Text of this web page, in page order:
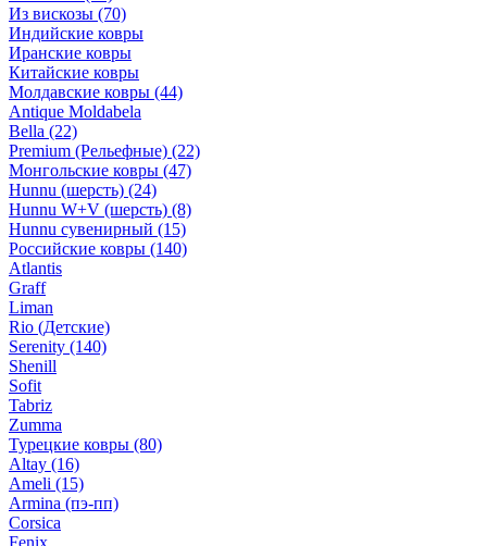
Из вискозы (70)
Индийские ковры
Иранские ковры
Китайские ковры
Молдавские ковры (44)
Antique Moldabela
Bella (22)
Premium (Рельефные) (22)
Монгольские ковры (47)
Hunnu (шерсть) (24)
Hunnu W+V (шерсть) (8)
Hunnu сувенирный (15)
Российские ковры (140)
Atlantis
Graff
Liman
Rio (Детские)
Serenity (140)
Shenill
Sofit
Tabriz
Zumma
Турецкие ковры (80)
Altay (16)
Ameli (15)
Armina (пэ-пп)
Corsica
Fenix